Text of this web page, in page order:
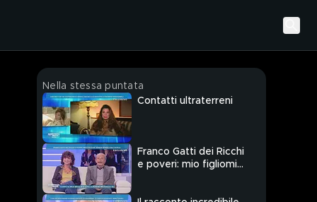
Nella stessa puntata
Contatti ultraterreni
Franco Gatti dei Ricchi
e poveri: mio figliomi